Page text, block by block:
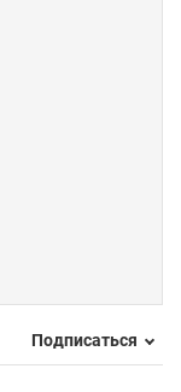
Подписаться